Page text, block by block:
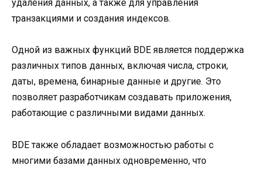
удаления данных, а также для управления
транзакциями и создания индексов.
Одной из важных функций BDE является поддержка
различных типов данных, включая числа, строки,
даты, времена, бинарные данные и другие. Это
позволяет разработчикам создавать приложения,
работающие с различными видами данных.
BDE также обладает возможностью работы с
многими базами данных одновременно, что